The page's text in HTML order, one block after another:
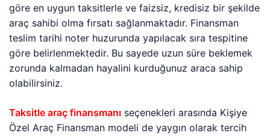
göre en uygun taksitlerle ve faizsiz, kredisiz bir şekilde
araç sahibi olma fırsatı sağlanmaktadır. Finansman
teslim tarihi noter huzurunda yapılacak sıra tespitine
göre belirlenmektedir. Bu sayede uzun süre beklemek
zorunda kalmadan hayalini kurduğunuz araca sahip
olabilirsiniz.
Taksitle araç finansmanı seçenekleri arasında Kişiye
Özel Araç Finansman modeli de yaygın olarak tercih